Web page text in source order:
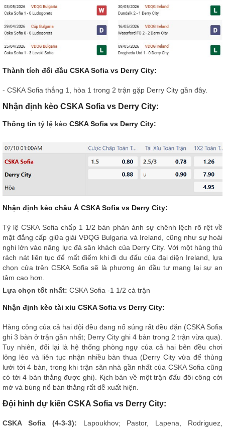
Thành tích đối đầu CSKA Sofia vs Derry City:
- CSKA Sofia thắng 1, hòa 1 trong 2 trận gặp Derry City gần đây.
Nhận định kèo CSKA Sofia vs Derry City:
Thông tin tỷ lệ kèo CSKA Sofia vs Derry City:
Nhận định kèo châu Á CSKA Sofia vs Derry City:
Tỷ lệ CSKA Sofia chấp 1 1/2 bàn phản ánh sự chênh lệch rõ rệt về
mặt đẳng cấp giữa giải VĐQG Bulgaria và Ireland, cũng như sự hoài
nghi lớn vào năng lực đá sân khách của Derry City. Với một hàng thủ
rách nát liên tục để mất điểm khi đi du đấu của đại diện Ireland, lựa
chọn cửa trên CSKA Sofia sẽ là phương án đầu tư mang lại sự an
tâm cao hơn.
Lựa chọn tốt nhất: CSKA Sofia -1 1/2 cả trận
Nhận định kèo tài xỉu CSKA Sofia vs Derry City:
Hàng công của cả hai đội đều đang nổ súng rất đều đặn (CSKA Sofia
ghi 3 bàn ở trận gần nhất; Derry City ghi 4 bàn trong 2 trận vừa qua).
Tuy nhiên, đổi lại là hệ thống phòng ngự của cả hai bên đều chơi
lỏng lẻo và liên tục nhận nhiều bàn thua (Derry City vừa để thủng
lưới tới 4 bàn, trong khi trận sân nhà gần nhất của CSKA Sofia cũng
có tới 4 bàn thắng được ghi). Kịch bản về một trận đấu đôi công cởi
mở và bùng nổ bàn thắng rất dễ xuất hiện.
Đội hình dự kiến CSKA Sofia vs Derry City:
CSKA Sofia (4-3-3): Lapoukhov; Pastor, Lapena, Rodriguez,